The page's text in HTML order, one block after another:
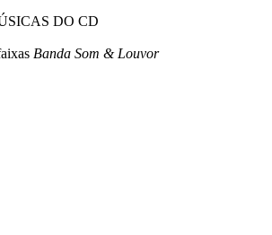
DO CD
Banda Som & Louvor